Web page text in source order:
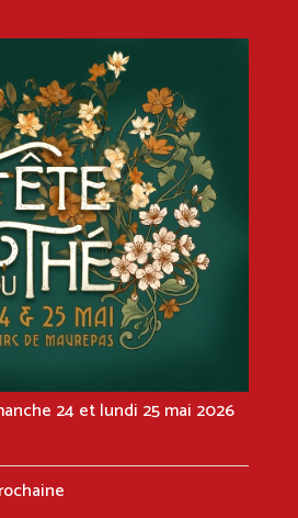
24 et lundi 25 mai 2026